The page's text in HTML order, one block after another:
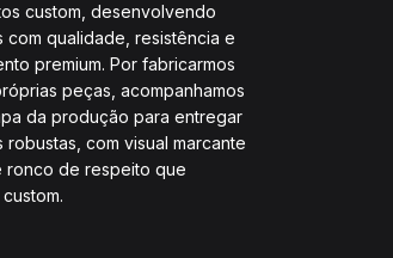
custom, desenvolvendo
com qualidade, resistência e
premium. Por fabricarmos
peças, acompanhamos
da produção para entregar
robustas, com visual marcante
ronco de respeito que